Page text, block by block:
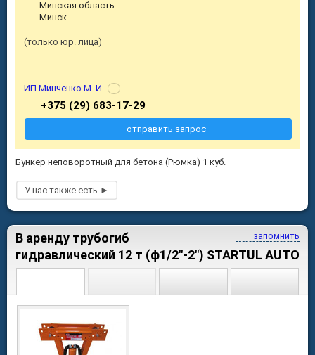
Бункер неповоротный для бетона (Рюмка) 1 куб.
Минская область
Минск
только юр. лица
ИП Минченко М. И.
+375 (29) 683-17-29
отправить запрос
запомнить
В аренду трубогиб
гидравлический 12 т (ф1/2"-2") STARTUL AUTO